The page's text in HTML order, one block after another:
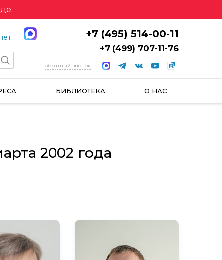
+7 (495) 514-00-11
+7 (499) 707-11-76
обратный звонок
БИБЛИОТЕКА О НАС
2002 года